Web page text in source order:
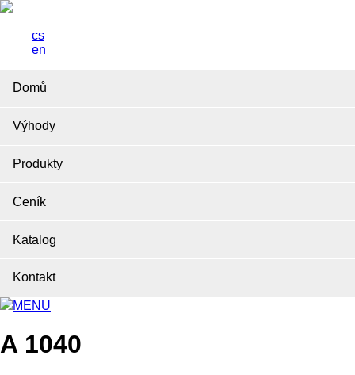
cs
en
Domů
Výhody
Produkty
Ceník
Katalog
Kontakt
MENU
A 1040